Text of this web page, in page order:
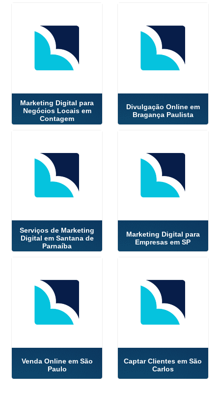
Marketing Digital para
Negócios Locais em
Contagem
Divulgação Online em
Bragança Paulista
Serviços de Marketing
Digital em Santana de
Parnaíba
Marketing Digital para
Empresas em SP
Venda Online em São
Paulo
Captar Clientes em São
Carlos